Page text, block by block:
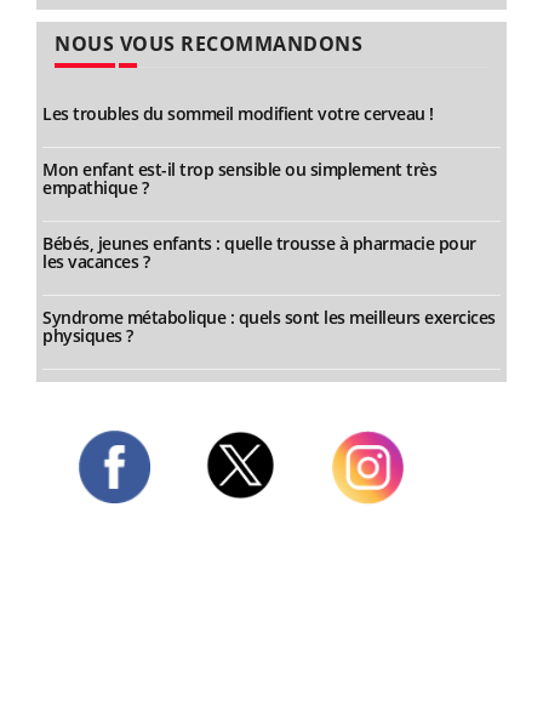
NOUS VOUS RECOMMANDONS
Les troubles du sommeil modifient votre cerveau !
Mon enfant est-il trop sensible ou simplement très
empathique ?
Bébés, jeunes enfants : quelle trousse à pharmacie pour
les vacances ?
Syndrome métabolique : quels sont les meilleurs exercices
physiques ?